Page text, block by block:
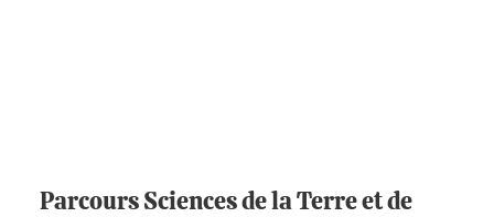
Parcours Sciences de la Terre et de